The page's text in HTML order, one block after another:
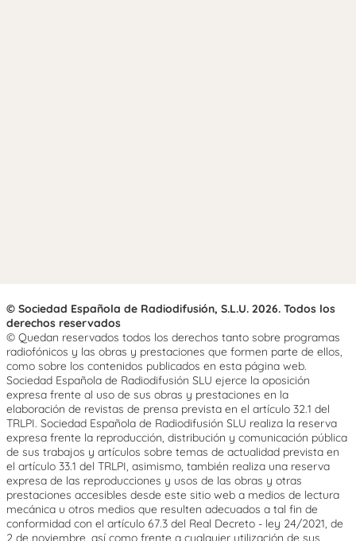
© Sociedad Española de Radiodifusión, S.L.U. 2026. Todos los
derechos reservados
© Quedan reservados todos los derechos tanto sobre programas
radiofónicos y las obras y prestaciones que formen parte de ellos,
como sobre los contenidos publicados en esta página web.
Sociedad Española de Radiodifusión SLU ejerce la oposición
expresa frente al uso de sus obras y prestaciones en la
elaboración de revistas de prensa prevista en el artículo 32.1 del
TRLPI. Sociedad Española de Radiodifusión SLU realiza la reserva
expresa frente la reproducción, distribución y comunicación pública
de sus trabajos y artículos sobre temas de actualidad prevista en
el artículo 33.1 del TRLPI, asimismo, también realiza una reserva
expresa de las reproducciones y usos de las obras y otras
prestaciones accesibles desde este sitio web a medios de lectura
mecánica u otros medios que resulten adecuados a tal fin de
conformidad con el artículo 67.3 del Real Decreto - ley 24/2021, de
2 de noviembre, así como frente a cualquier utilización de sus